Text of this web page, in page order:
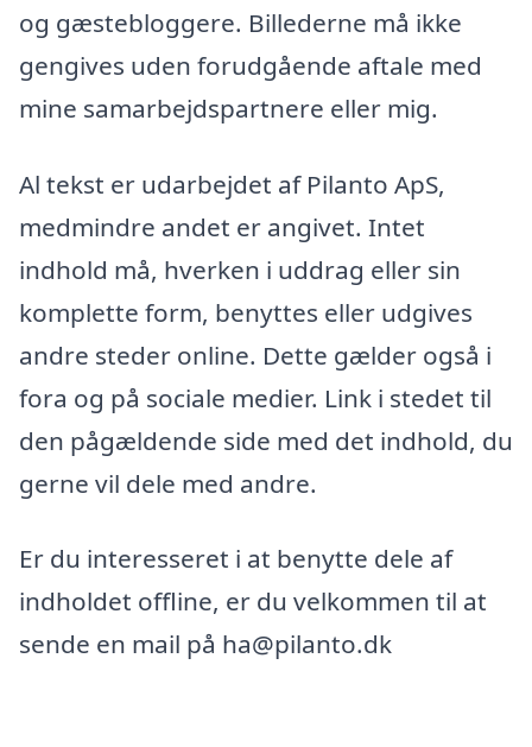
og gæstebloggere. Billederne må ikke
gengives uden forudgående aftale med
mine samarbejdspartnere eller mig.
Al tekst er udarbejdet af Pilanto ApS,
medmindre andet er angivet. Intet
indhold må, hverken i uddrag eller sin
komplette form, benyttes eller udgives
andre steder online. Dette gælder også i
fora og på sociale medier. Link i stedet til
den pågældende side med det indhold, du
gerne vil dele med andre.
Er du interesseret i at benytte dele af
indholdet offline, er du velkommen til at
sende en mail på ha@pilanto.dk